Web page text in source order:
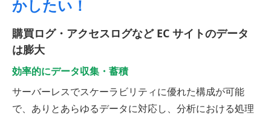
かしたい！
購買ログ・アクセスログなど EC サイトのデータ
は膨大
効率的にデータ収集・蓄積
サーバーレスでスケーラビリティに優れた構成が可能
で、ありとあらゆるデータに対応し、分析における処理